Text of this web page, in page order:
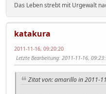
Das Leben strebt mit Urgewalt
katakura
2011-11-16, 09:20:20
Letzte Bearbeitung: 2011-11-16,
Zitat von: amarillo in 2011-